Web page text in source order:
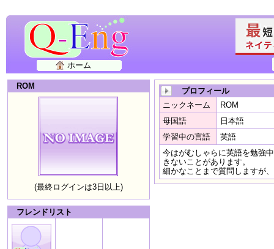
ホーム
ROM
(最終ログインは3日以上)
フレンドリスト
プロフィール
ニックネーム
ROM
母国語
日本語
学習中の言語
英語
今はがむしゃらに英語を勉強
きないことがあります。
細かなことまで質問しますが